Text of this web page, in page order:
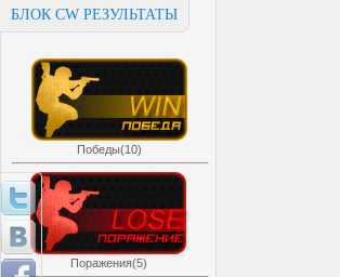
БЛОК CW РЕЗУЛЬТАТЫ
Победы(10)
Поражения(5)